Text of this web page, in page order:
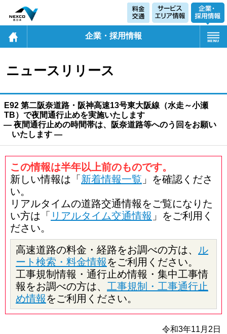
企業・採用情報
ニュースリリース
E92 第二阪奈道路・阪神高速13号東大阪線（水走～小瀬
TB）で夜間通行止めを実施いたします
― 夜間通行止めの時間帯は、阪奈道路等へのう回をお願い
いたします ―
この情報は半年以上前のものです。
新しい情報は「 新着情報一覧 」を確認くださ
い。
リアルタイムの道路交通情報をご覧になりた
い方は「 リアルタイム交通情報 」をご利用く
ださい。
高速道路の料金・経路をお調べの方は、 ル
ート検索・料金情報をご利用ください。
工事規制情報・通行止め情報・集中工事情
報をお調べの方は、 工事規制・工事通行止
め情報をご利用ください。
令和3年11月2日